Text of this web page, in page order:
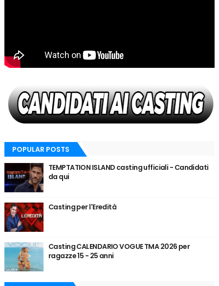
POPULAR POSTS
TEMPTATION ISLAND casting ufficiali - Candidati
da qui
Casting per l'Eredità
Casting CALENDARIO VOGUE TMA 2026 per
ragazze 15 - 25 anni